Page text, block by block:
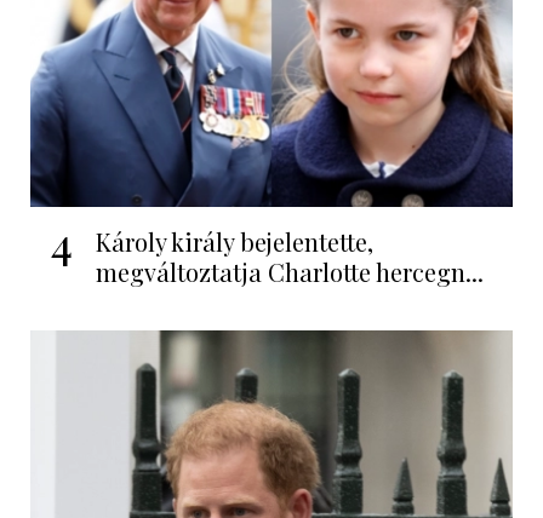
4
Károly király bejelentette,
megváltoztatja Charlotte hercegn...